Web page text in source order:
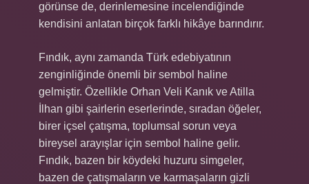
görünse de, derinlemesine incelendiğinde
kendisini anlatan birçok farklı hikâye barındırır.
Fındık, aynı zamanda Türk edebiyatının
zenginliğinde önemli bir sembol haline
gelmiştir. Özellikle Orhan Veli Kanık ve Atilla
İlhan gibi şairlerin eserlerinde, sıradan öğeler,
birer içsel çatışma, toplumsal sorun veya
bireysel arayışlar için sembol haline gelir.
Fındık, bazen bir köydeki huzuru simgeler,
bazen de çatışmaların ve karmaşaların gizli